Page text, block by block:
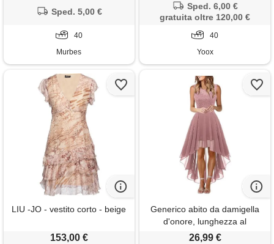
Sped. 5,00 €
40
Murbes
Sped. 6,00 €
gratuita oltre 120,00 €
40
Yoox
LIU -JO - vestito corto - beige
153,00 €
Generico abito da damigella
d'onore, lunghezza al
ginocchio, linea a, abito da
26,99 €